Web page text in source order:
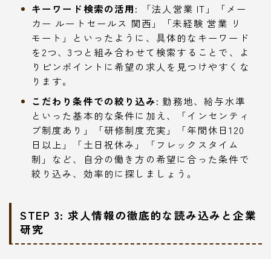
キーワード検索の活用:
「法人営業 IT」「メー
カー ルートセールス 関西」「未経験 営業 リ
モート」といったように、具体的なキーワード
を2つ、3つと組み合わせて検索することで、よ
りピンポイントに希望の求人を見つけやすくな
ります。
こだわり条件での絞り込み: 勤務地、給与水準
といった基本的な条件に加え、「インセンティ
ブ制度あり」「研修制度充実」「年間休日120
日以上」「土日祝休み」「フレックスタイム
制」など、自分の働き方の希望に合った条件で
絞り込み、効率的に探しましょう。
STEP 3: 求人情報の徹底的な読み込みと企業
研究